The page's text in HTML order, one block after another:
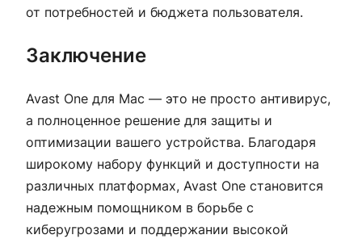
от потребностей и бюджета пользователя.
Заключение
Avast One для Mac — это не просто антивирус,
а полноценное решение для защиты и
оптимизации вашего устройства. Благодаря
широкому набору функций и доступности на
различных платформах, Avast One становится
надежным помощником в борьбе с
киберугрозами и поддержании высокой